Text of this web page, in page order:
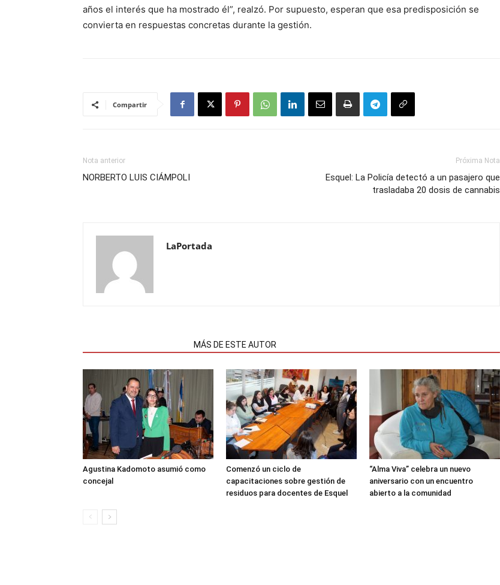
años el interés que ha mostrado él”, realzó. Por supuesto, esperan que esa predisposición se
convierta en respuestas concretas durante la gestión.
Compartir
Nota anterior
NORBERTO LUIS CIÁMPOLI
Próxima Nota
Esquel: La Policía detectó a un pasajero que
trasladaba 20 dosis de cannabis
LaPortada
MÁS DE ESTE AUTOR
Agustina Kadomoto asumió como
concejal
Comenzó un ciclo de
capacitaciones sobre gestión de
residuos para docentes de Esquel
“Alma Viva” celebra un nuevo
aniversario con un encuentro
abierto a la comunidad